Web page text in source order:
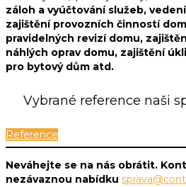
záloh a vyúčtování služeb,
zajištění provozních činností
pravidelných revizí domu,
náhlých oprav domu, zajištění
pro bytový dům atd.
Vybrané reference naši
Reference
Neváhejte se na nás obrátit.
nezávaznou nabídku